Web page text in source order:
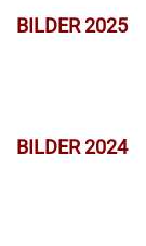
BILDER 2025
BILDER 2024